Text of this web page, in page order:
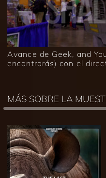
Avance de Geek, and
encontrarás) con el
MÁS SOBRE LA